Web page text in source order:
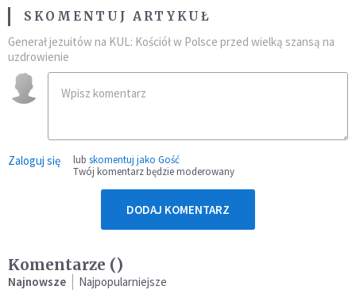
SKOMENTUJ ARTYKUŁ
Generał jezuitów na KUL: Kościół w Polsce przed wielką szansą na
uzdrowienie
Zaloguj się lub skomentuj jako Gość
Twój komentarz będzie moderowany
DODAJ KOMENTARZ
Komentarze ()
Najnowsze Najpopularniejsze